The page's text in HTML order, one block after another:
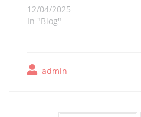
12/04/2025
In "Blog"
admin